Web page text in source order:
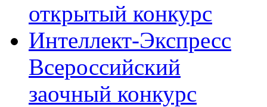
открытый конкурс
Интеллект-Экспресс
Всероссийский
заочный конкурс